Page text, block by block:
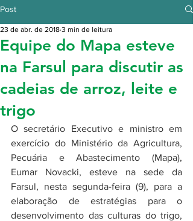
Post
Equipe do Mapa esteve
na Farsul para discutir as
cadeias de arroz, leite e
trigo
23 de abr. de 2018 3 min de leitura
O secretário Executivo e ministro em
exercício do Ministério da Agricultura,
Pecuária e Abastecimento (Mapa),
Eumar Novacki, esteve na sede da
Farsul, nesta segunda-feira (9), para a
elaboração de estratégias para o
desenvolvimento das culturas do trigo,